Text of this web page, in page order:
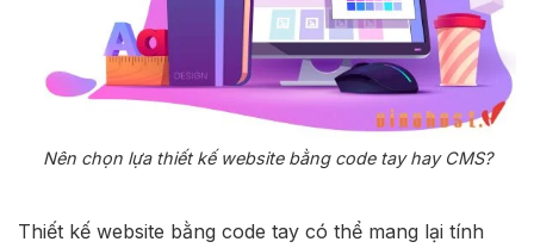
Nên chọn lựa thiết kế website bằng code tay hay CMS?
Thiết kế website bằng code tay có thể mang lại tính